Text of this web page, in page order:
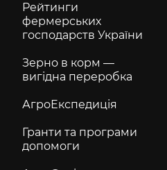
Рейтинги
фермерських
господарств України
Зерно в корм —
вигідна переробка
АгроЕкспедиція
Гранти та програми
допомоги